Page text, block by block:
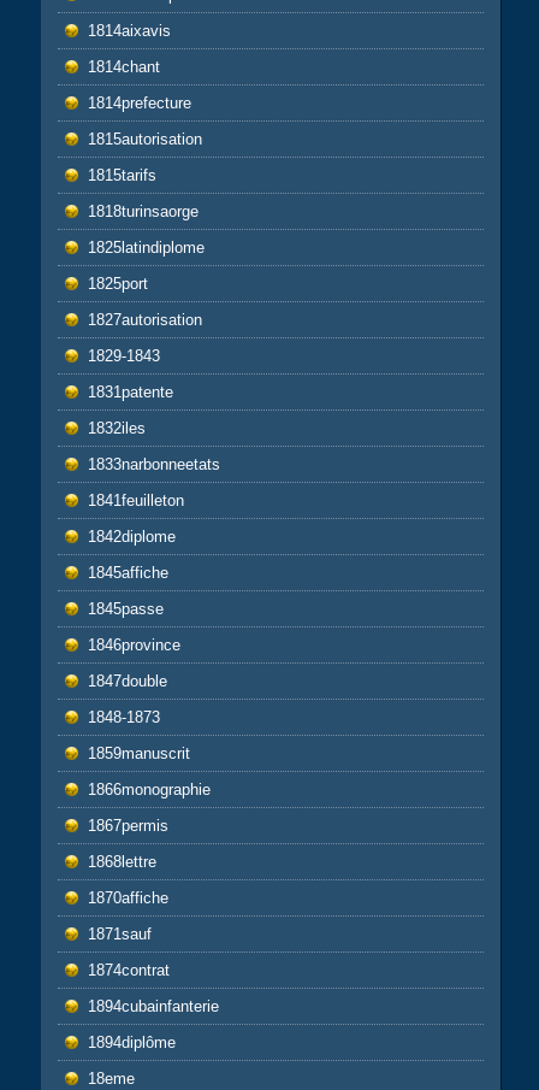
1814aixavis
1814chant
1814prefecture
1815autorisation
1815tarifs
1818turinsaorge
1825latindiplome
1825port
1827autorisation
1829-1843
1831patente
1832iles
1833narbonneetats
1841feuilleton
1842diplome
1845affiche
1845passe
1846province
1847double
1848-1873
1859manuscrit
1866monographie
1867permis
1868lettre
1870affiche
1871sauf
1874contrat
1894cubainfanterie
1894diplôme
18eme